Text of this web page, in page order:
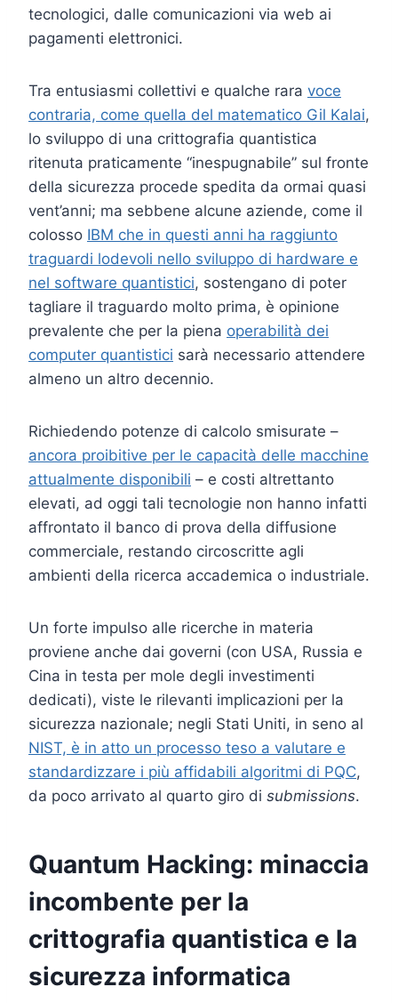
tecnologici, dalle comunicazioni via web ai
pagamenti elettronici.
Tra entusiasmi collettivi e qualche rara voce
contraria, come quella del matematico Gil Kalai,
lo sviluppo di una crittografia quantistica
ritenuta praticamente “inespugnabile” sul fronte
della sicurezza procede spedita da ormai quasi
vent’anni; ma sebbene alcune aziende, come il
colosso IBM che in questi anni ha raggiunto
traguardi lodevoli nello sviluppo di hardware e
nel software quantistici, sostengano di poter
tagliare il traguardo molto prima, è opinione
prevalente che per la piena operabilità dei
computer quantistici sarà necessario attendere
almeno un altro decennio.
Richiedendo potenze di calcolo smisurate –
ancora proibitive per le capacità delle macchine
attualmente disponibili – e costi altrettanto
elevati, ad oggi tali tecnologie non hanno infatti
affrontato il banco di prova della diffusione
commerciale, restando circoscritte agli
ambienti della ricerca accademica o industriale.
Un forte impulso alle ricerche in materia
proviene anche dai governi (con USA, Russia e
Cina in testa per mole degli investimenti
dedicati), viste le rilevanti implicazioni per la
sicurezza nazionale; negli Stati Uniti, in seno al
NIST, è in atto un processo teso a valutare e
standardizzare i più affidabili algoritmi di PQC,
da poco arrivato al quarto giro di submissions.
Quantum Hacking: minaccia
incombente per la
crittografia quantistica e la
sicurezza informatica